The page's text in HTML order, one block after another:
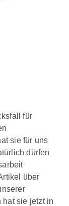
für
sie für uns
dürfen
über
hat sie jetzt in